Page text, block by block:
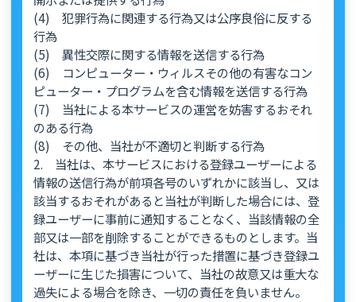
(4) 犯罪行為に関連する行為又は公序良俗に反する
行為
(5) 異性交際に関する情報を送信する行為
(6) コンピューター・ウィルスその他の有害なコン
ピューター・プログラムを含む情報を送信する行為
(7) 当社による本サービスの運営を妨害するおそれ
のある行為
(8) その他、当社が不適切と判断する行為
2. 当社は、本サービスにおける登録ユーザーによる
情報の送信行為が前項各号のいずれかに該当し、又は
該当するおそれがあると当社が判断した場合には、登
録ユーザーに事前に通知することなく、当該情報の全
部又は一部を削除することができるものとします。当
社は、本項に基づき当社が行った措置に基づき登録ユ
ーザーに生じた損害について、当社の故意又は重大な
過失による場合を除き、一切の責任を負いません。